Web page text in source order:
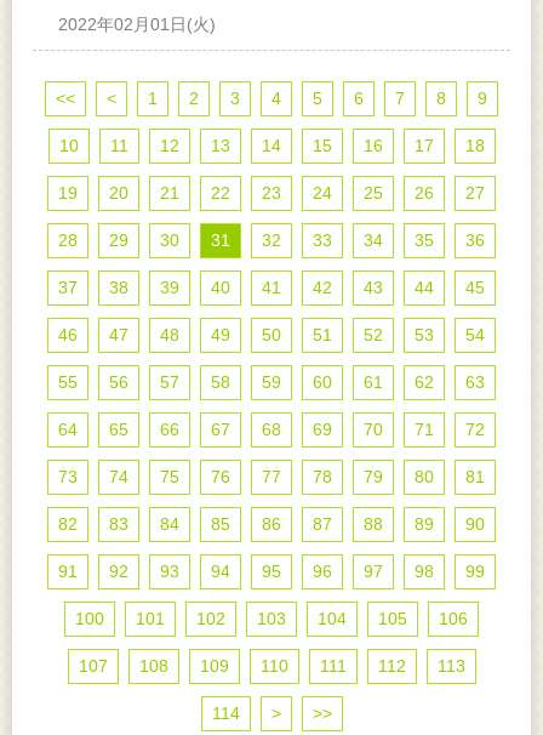
2022年02月01日(火)
<< < 1 2 3 4 5 6 7 8 9
10 11 12 13 14 15 16 17 18
19 20 21 22 23 24 25 26 27
28 29 30 31 32 33 34 35 36
37 38 39 40 41 42 43 44 45
46 47 48 49 50 51 52 53 54
55 56 57 58 59 60 61 62 63
64 65 66 67 68 69 70 71 72
73 74 75 76 77 78 79 80 81
82 83 84 85 86 87 88 89 90
91 92 93 94 95 96 97 98 99
100 101 102 103 104 105 106
107 108 109 110 111 112 113
114 > >>